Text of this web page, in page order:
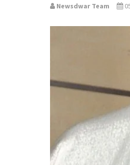
Newsdwar Team